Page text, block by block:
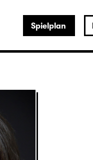
Spielplan